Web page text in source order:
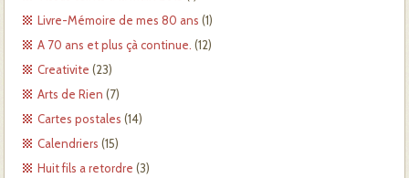
Livre-Mémoire de mes 80 ans (1)
A 70 ans et plus çà continue. (12)
Creativite (23)
Arts de Rien (7)
Cartes postales (14)
Calendriers (15)
Huit fils a retordre (3)